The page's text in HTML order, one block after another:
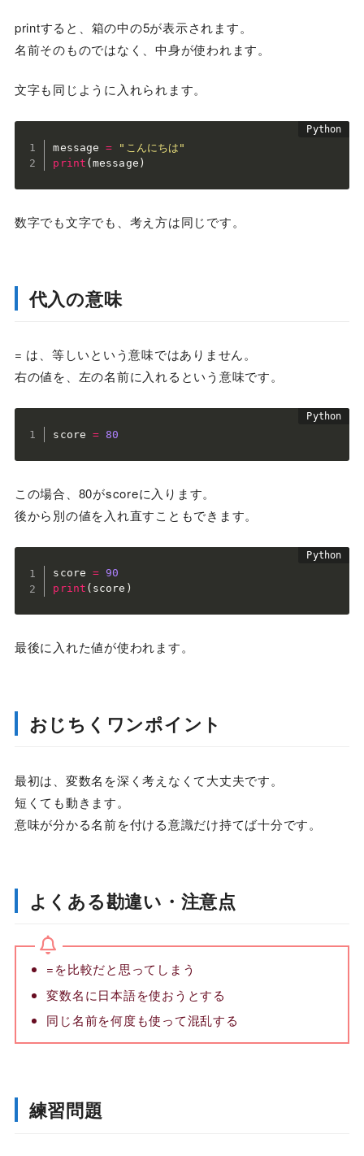
printすると、箱の中の5が表示されます。
名前そのものではなく、中身が使われます。
文字も同じように入れられます。
message =
"こんにちは"
print (message )
数字でも文字でも、考え方は同じです。
代入の意味
= は、等しいという意味ではありません。
右の値を、左の名前に入れるという意味です。
score = 80
この場合、80がscoreに入ります。
後から別の値を入れ直すこともできます。
score = 90
print ( score )
最後に入れた値が使われます。
おじちくワンポイント
最初は、変数名を深く考えなくて大丈夫です。
短くても動きます。
意味が分かる名前を付ける意識だけ持てば十分です。
よくある勘違い・注意点
=を比較だと思ってしまう
変数名に日本語を使おうとする
同じ名前を何度も使って混乱する
練習問題